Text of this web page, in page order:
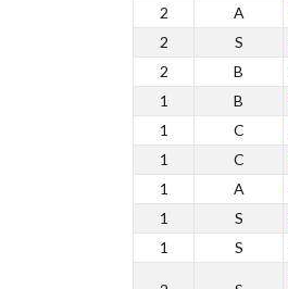
2
A
2
S
2
B
1
B
1
C
1
C
1
A
1
S
1
S